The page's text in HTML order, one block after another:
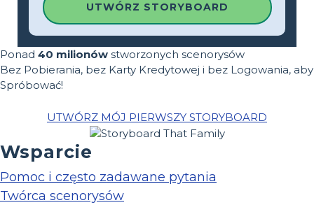
UTWÓRZ STORYBOARD
Ponad 40 milionów stworzonych scenorysów
Bez Pobierania, bez Karty Kredytowej i bez Logowania, aby
Spróbować!
UTWÓRZ MÓJ PIERWSZY STORYBOARD
Wsparcie
Pomoc i często zadawane pytania
Twórca scenorysów